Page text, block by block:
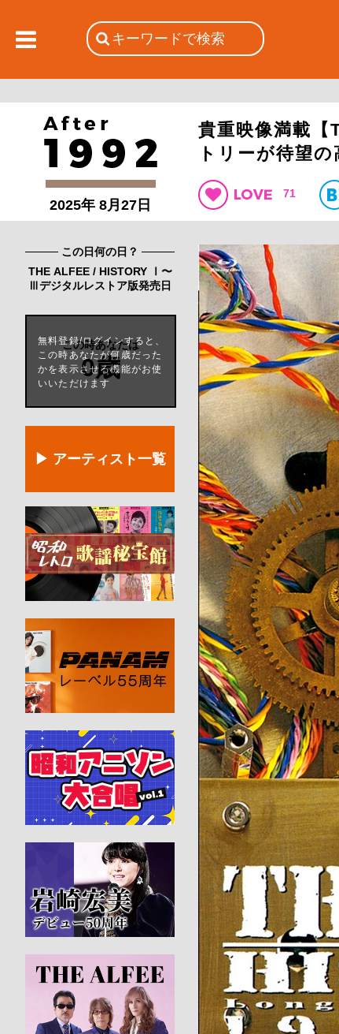
2025年 8月27日
貴重映像満載
トリーが待望
71
この日何の日？
THE ALFEE / HISTORY Ⅰ〜
Ⅲデジタルレストア版発売日
この時あなたは
0歳
無料登録/ログインすると、
この時あなたが何歳だった
かを表示させる機能がお使
いいただけます
▶ アーティスト一覧